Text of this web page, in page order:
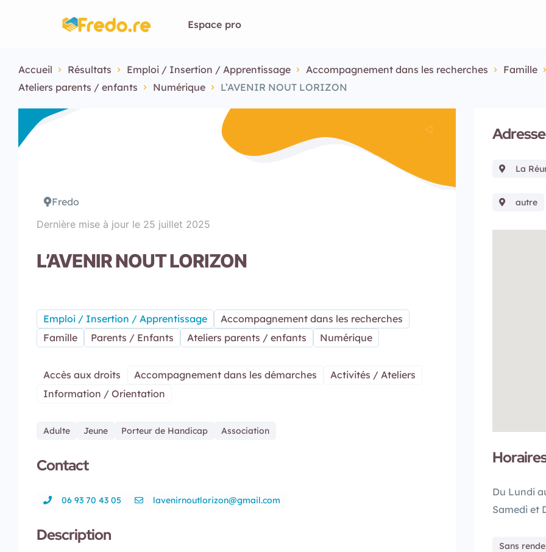
Espace pro
Accueil Résultats Emploi / Insertion / Apprentissage Accompagnement dans les recherches
Famille
Ateliers parents / enfants
Numérique L’AVENIR NOUT LORIZON
Fredo
Dernière mise à jour le 25 juillet 2025
L’AVENIR NOUT LORIZON
Emploi / Insertion / Apprentissage
Accompagnement dans les recherches
Famille
Parents / Enfants Ateliers parents / enfants Numérique
Accès aux droits Accompagnement dans les démarches
Activités / Ateliers
Information / Orientation
Adulte Jeune Porteur de Handicap Association
Contact
06 93 70 43 05 lavenirnoutlorizon@gmail.com
Description
Adresse
La
autre
Du Lundi
Samedi et
Sans